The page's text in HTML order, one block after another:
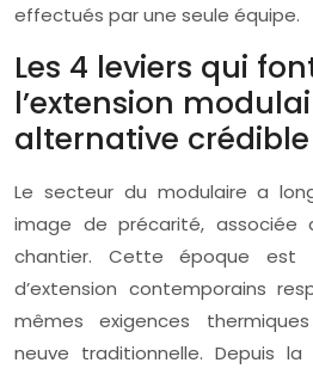
effectués par une seule équipe.
Les 4 leviers qui
l’extension
alternative crédible
Le secteur du modulaire a
image de précarité, associée
chantier. Cette époque est
d’extension contemporains
mêmes exigences
neuve traditionnelle. Depuis